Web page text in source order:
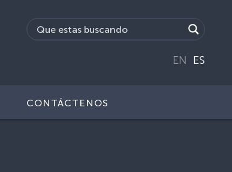
EN ES
CONTÁCTENOS